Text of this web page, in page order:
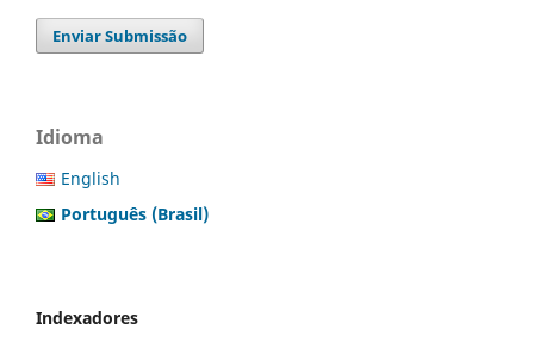
Enviar Submissão
Idioma
English
Português (Brasil)
Indexadores